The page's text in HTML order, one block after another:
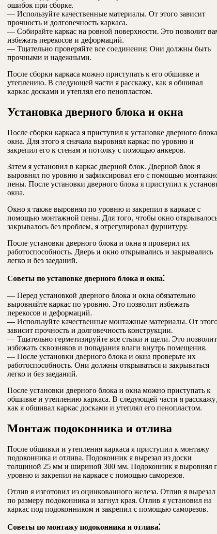
ошибок при сборке.
— Используйте качественные материалы. От этого зависит
прочность и долговечность каркаса.
— Собирайте каркас на ровной поверхности. Это позволит
избежать перекосов и деформаций.
— Тщательно проверяйте все соединения; Они должны быть
прочными и надежными.
После сборки каркаса можно приступать к его обшивке и
утеплению. В следующей части я расскажу‚ как я обшивал
каркас досками и утеплял его пенопластом.
Установка дверного блока и окна
После сборки каркаса я приступил к установке дверного
окна. Для этого я сначала выровнял каркас по уровню и
закрепил его к стенам и потолку с помощью анкеров.
Затем я установил в каркас дверной блок. Дверной блок я
выровнял по уровню и зафиксировал его с помощью
пены. После установки дверного блока я приступил к
окна.
Окно я также выровнял по уровню и закрепил в каркасе с
помощью монтажной пены. Для того‚ чтобы окно
закрывалось без проблем‚ я отрегулировал фурнитуру.
После установки дверного блока и окна я проверил их
работоспособность. Дверь и окно открывались и закрывались
легко и без заеданий.
Советы по установке дверного блока и окна⁚
— Перед установкой дверного блока и окна обязательно
выровняйте каркас по уровню. Это позволит избежать
перекосов и деформаций.
— Используйте качественные монтажные материалы. От
зависит прочность и долговечность конструкции.
— Тщательно герметизируйте все стыки и щели. Это позволит
избежать сквозняков и попадания влаги внутрь помещения.
— После установки дверного блока и окна проверьте их
работоспособность. Они должны открываться и закрываться
легко и без заеданий.
После установки дверного блока и окна можно приступать к
обшивке и утеплению каркаса. В следующей части я
как я обшивал каркас досками и утеплял его пенопластом.
Монтаж подоконника и отлива
После обшивки и утепления каркаса я приступил к монтажу
подоконника и отлива. Подоконник я вырезал из доски
толщиной 25 мм и шириной 300 мм. Подоконник я выровнял
уровню и закрепил на каркасе с помощью саморезов.
Отлив я изготовил из оцинкованного железа. Отлив я вырезал
по размеру подоконника и загнул края. Отлив я установил на
каркас под подоконником и закрепил с помощью саморезов.
Советы по монтажу подоконника и отлива⁚